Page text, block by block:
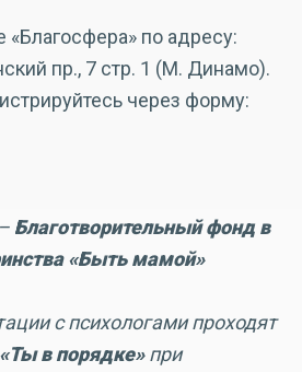
по адресу:
пр., 7 стр. 1 (М. Динамо).
через форму:
Благотворительный фонд в
«Быть мамой»
с психологами проходят
в порядке»при